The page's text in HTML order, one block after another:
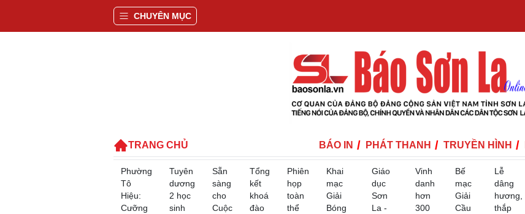
CHUYÊN MỤC
TRANG CHỦ BÁO IN PHÁT THANH TRUYỀN HÌNH
Phường
Tô
Hiệu:
Cưỡng
Tuyên
dương
2 học
sinh
Sẵn
sàng
cho
Cuộc
Tổng
kết
khoá
đào
Phiên
họp
toàn
thể
Khai
mạc
Giải
Bóng
Giáo
dục
Sơn
La -
Vinh
danh
hơn
300
Bế
mạc
Giải
Cầu
Lễ
dâng
hương,
thắp